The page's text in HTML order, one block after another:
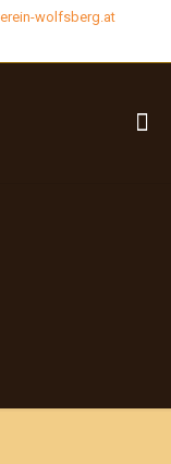
wolfsberg.at